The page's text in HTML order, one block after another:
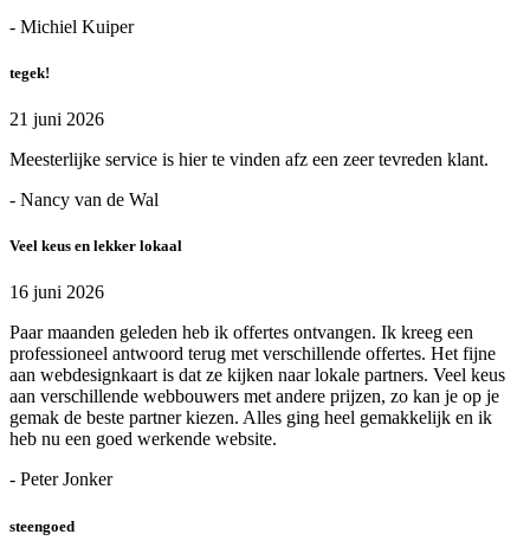
- Michiel Kuiper
tegek!
21 juni 2026
Meesterlijke service is hier te vinden afz een zeer tevreden klant.
- Nancy van de Wal
Veel keus en lekker lokaal
16 juni 2026
Paar maanden geleden heb ik offertes ontvangen. Ik kreeg een
professioneel antwoord terug met verschillende offertes. Het fijne
aan webdesignkaart is dat ze kijken naar lokale partners. Veel keus
aan verschillende webbouwers met andere prijzen, zo kan je op je
gemak de beste partner kiezen. Alles ging heel gemakkelijk en ik
heb nu een goed werkende website.
- Peter Jonker
steengoed